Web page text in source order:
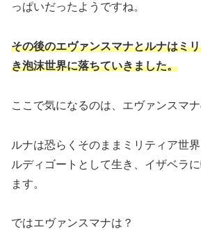
っぱいだったようですね。
その後のエヴァンスマナとルナはミ
き泡沫世界に落ちていきました。
ここで気になるのは、エヴァンスマナ
ルナは恐らくそのままミリティア世
ルディゴートとして生き、イザベラ
ます。
ではエヴァンスマナは？